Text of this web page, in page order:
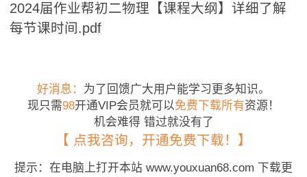
2024届作业帮初二物理【课程大纲】详细了解
每节课时间.pdf
好消息： 为了回馈广大用户能学习更多知识。
现只需98开通VIP会员就可以免费下载所有资源！
机会难得 错过就没有了
【 点我咨询，开通免费下载！】
提示：在电脑上打开本站 www.youxuan68.com 下载更